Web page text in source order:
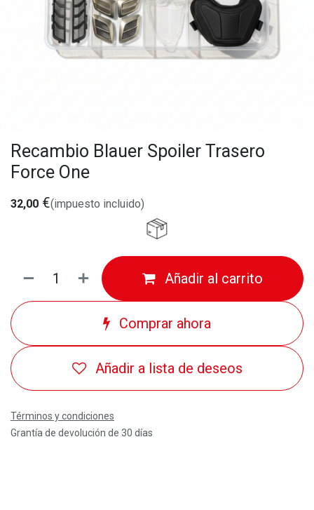
Recambio Blauer Spoiler Trasero
Force One
32,00 €(impuesto incluido)
Añadir al carrito
Comprar ahora
Añadir a lista de deseos
Términos y condiciones
Grantía de devolución de 30 días